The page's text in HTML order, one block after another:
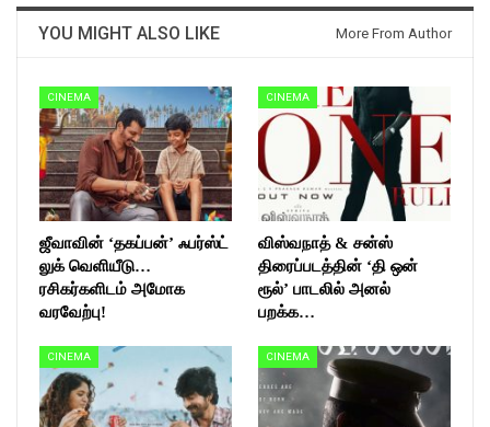
YOU MIGHT ALSO LIKE More From Author
CINEMA
ஜீவாவின் ‘தகப்பன்’ ஃபர்ஸ்ட்
லுக் வெளியீடு…
ரசிகர்களிடம் அமோக
வரவேற்பு!
CINEMA
விஸ்வநாத் & சன்ஸ்
திரைப்படத்தின் ‘தி ஒன்
ரூல்’ பாடலில் அனல்
பறக்க…
CINEMA CINEMA